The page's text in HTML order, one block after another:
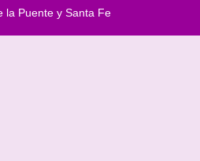
la Puente y Santa Fe